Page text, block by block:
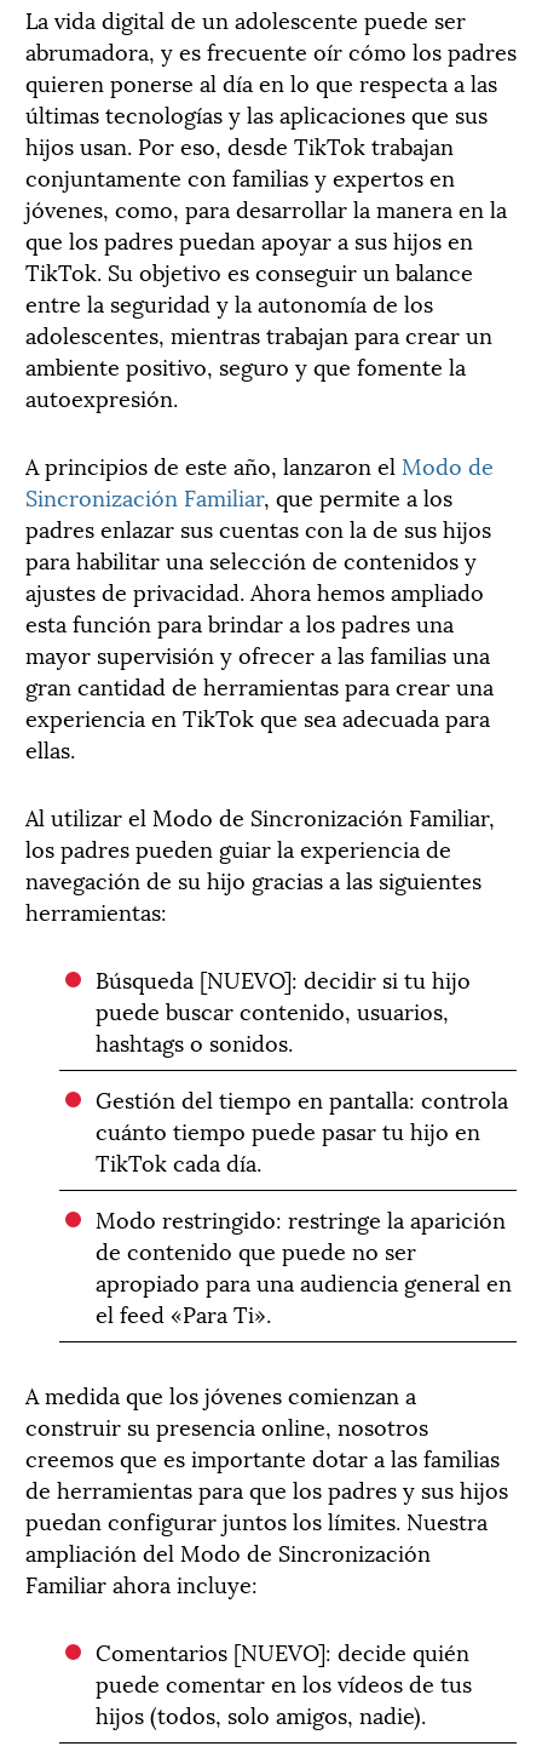
La vida digital de un adolescente puede ser
abrumadora, y es frecuente oír cómo los padres
quieren ponerse al día en lo que respecta a las
últimas tecnologías y las aplicaciones que sus
hijos usan. Por eso, desde TikTok trabajan
conjuntamente con familias y expertos en
jóvenes, como, para desarrollar la manera en la
que los padres puedan apoyar a sus hijos en
TikTok. Su objetivo es conseguir un balance
entre la seguridad y la autonomía de los
adolescentes, mientras trabajan para crear un
ambiente positivo, seguro y que fomente la
autoexpresión.
A principios de este año, lanzaron el Modo de
Sincronización Familiar, que permite a los
padres enlazar sus cuentas con la de sus hijos
para habilitar una selección de contenidos y
ajustes de privacidad. Ahora hemos ampliado
esta función para brindar a los padres una
mayor supervisión y ofrecer a las familias una
gran cantidad de herramientas para crear una
experiencia en TikTok que sea adecuada para
ellas.
Al utilizar el Modo de Sincronización Familiar,
los padres pueden guiar la experiencia de
navegación de su hijo gracias a las siguientes
herramientas:
Búsqueda [NUEVO]: decidir si tu hijo
puede buscar contenido, usuarios,
hashtags o sonidos.
Gestión del tiempo en pantalla: controla
cuánto tiempo puede pasar tu hijo en
TikTok cada día.
Modo restringido: restringe la aparición
de contenido que puede no ser
apropiado para una audiencia general en
el feed «Para Ti».
A medida que los jóvenes comienzan a
construir su presencia online, nosotros
creemos que es importante dotar a las familias
de herramientas para que los padres y sus hijos
puedan configurar juntos los límites. Nuestra
ampliación del Modo de Sincronización
Familiar ahora incluye:
Comentarios [NUEVO]: decide quién
puede comentar en los vídeos de tus
hijos (todos, solo amigos, nadie).